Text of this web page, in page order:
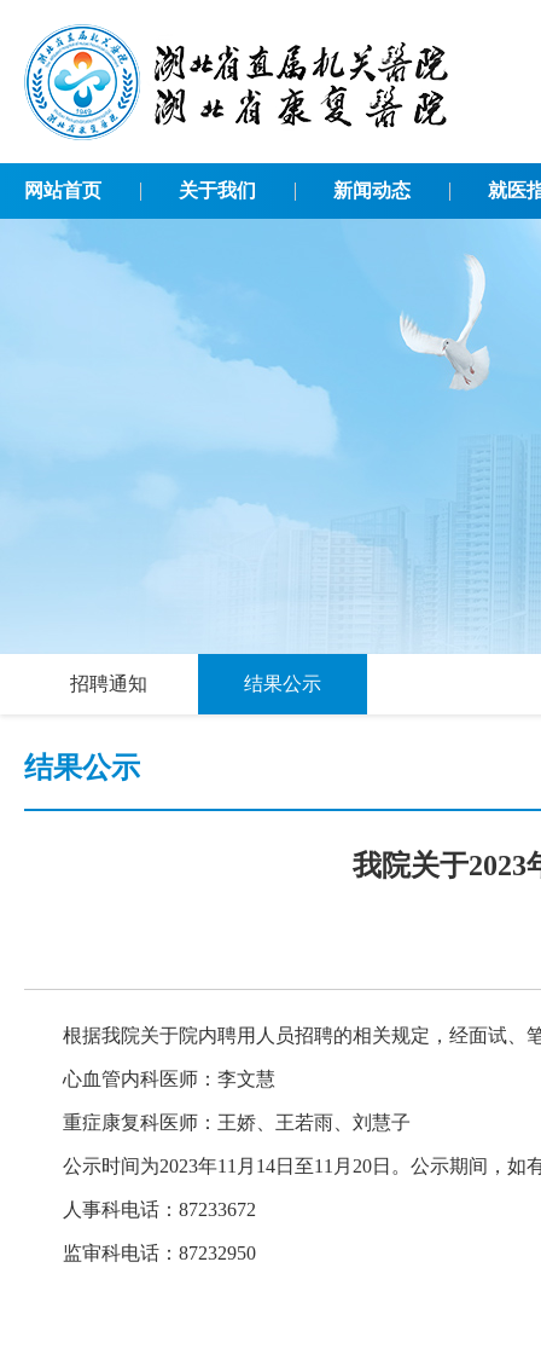
网站首页 关于我们 新闻动态 就医
招聘通知 结果公示
结果公示
我院关于
根据我院关于院内聘用人员招聘的相关规定，经面试、
心血管内科医师：李文慧
重症康复科医师：王娇、王若雨、刘慧子
公示时间为2023年11月14日至11月20日。公示期间，
人事科电话：87233672
监审科电话：87232950